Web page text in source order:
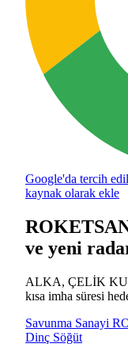
Google'da tercih
kaynak olarak ekle
ve yeni
ALKA, ÇELİK
kısa imha süresi
Savunma Sanayi
Dinç Söğüt